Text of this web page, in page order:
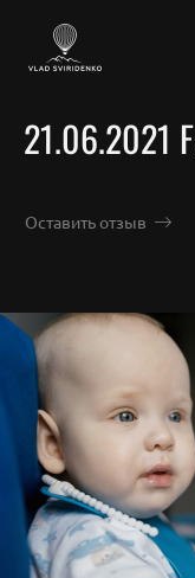
21.06.2021
Оставить отзыв